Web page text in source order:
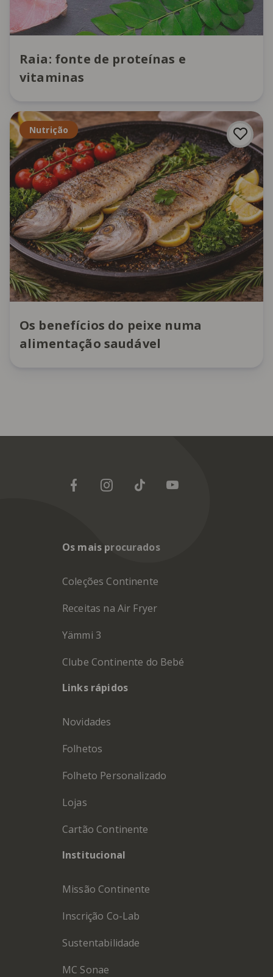
Raia: fonte de proteínas e
vitaminas
Nutrição
Os benefícios do peixe numa
alimentação saudável
Os mais procurados
Coleções Continente
Receitas na Air Fryer
Yämmi 3
Clube Continente do Bebé
Links rápidos
Novidades
Folhetos
Folheto Personalizado
Lojas
Cartão Continente
Institucional
Missão Continente
Inscrição Co-Lab
Sustentabilidade
MC Sonae